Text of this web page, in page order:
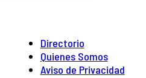
Directorio
Quienes Somos
Aviso de Privacidad